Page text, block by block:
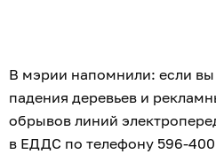
В мэрии напомнили: если
падения деревьев и
обрывов линий
в ЕДДС по телефону 596-